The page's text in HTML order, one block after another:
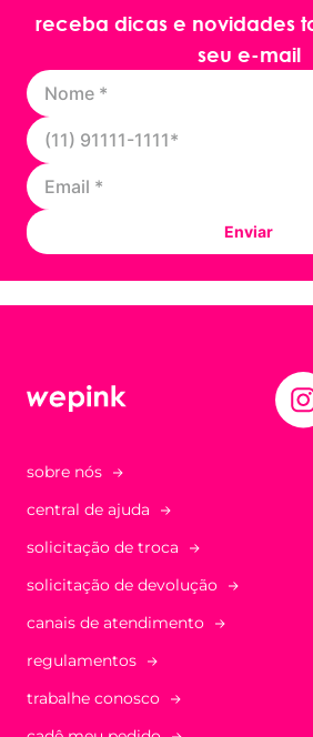
receba dicas e novidades
seu e-mail
Enviar
sobre nós
central de ajuda
solicitação de troca
solicitação de devolução
canais de atendimento
regulamentos
trabalhe conosco